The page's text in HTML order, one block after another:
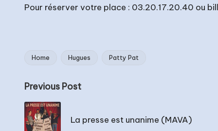
Pour réserver votre place : 03.20.17.20.40 ou
Tags:
Home Hugues Patty Pat
Post
navigation
Previous Post
La presse est unanime (MAVA)